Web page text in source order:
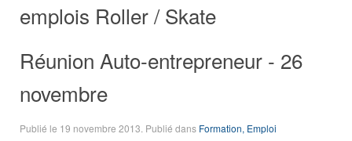
emplois Roller / Skate
Réunion Auto-entrepreneur - 26
novembre
Publié le 19 novembre 2013 . Publié dans Formation, Emploi